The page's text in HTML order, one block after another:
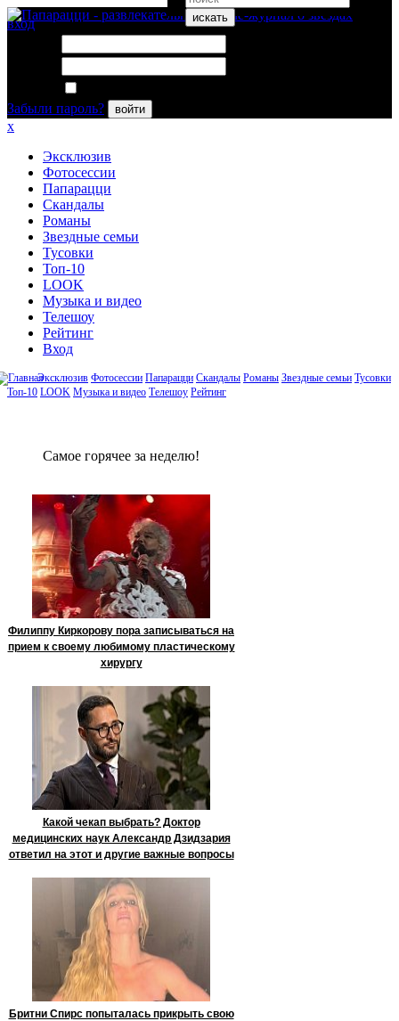
искать
вход
Забыли пароль?
войти
x
Эксклюзив
Фотосессии
Папарацци
Скандалы
Романы
Звездные семьи
Тусовки
Топ-10
LOOK
Музыка и видео
Телешоу
Рейтинг
Вход
Эксклюзив Фотосессии Папарацци Скандалы Романы Звездные семьи Тусовки
Топ-10 LOOK Музыка и видео Телешоу Рейтинг
Сaмое гoрячее за неделю!
Филиппу Киркорову пора записываться на
прием к своему любимому пластическому
хирургу
Какой чекап выбрать? Доктор
медицинских наук Александр Дзидзария
ответил на этот и другие важные вопросы
Бритни Спирс попыталась прикрыть свою